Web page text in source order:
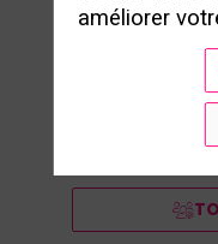
améliorer